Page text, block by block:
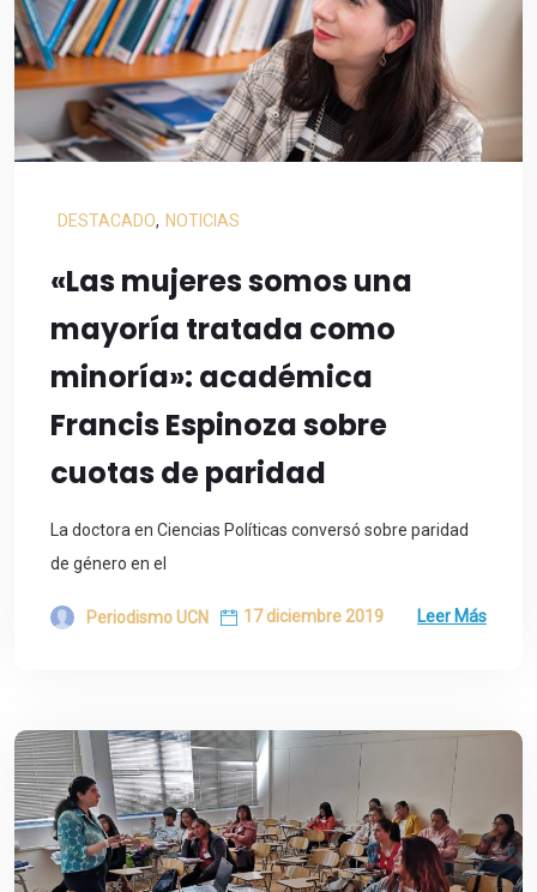
DESTACADO, NOTICIAS
«Las mujeres somos una
mayoría tratada como
minoría»: académica
Francis Espinoza sobre
cuotas de paridad
La doctora en Ciencias Políticas conversó sobre paridad
de género en el
Periodismo UCN 17 diciembre 2019 Leer Más